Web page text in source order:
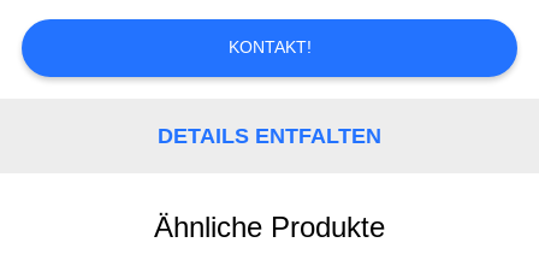
NACHRICHTENKONTAKT!
DETAILS ENTFALTEN
Ähnliche Produkte